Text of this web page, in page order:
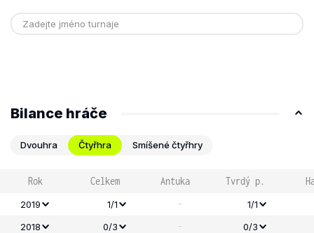
Bilance hráče
Dvouhra Čtyřhra Smíšené čtyřhry
Rok Celkem Antuka Tvrdý p.
2019 1/1 -
1/1
2018
0/3 -
0/3